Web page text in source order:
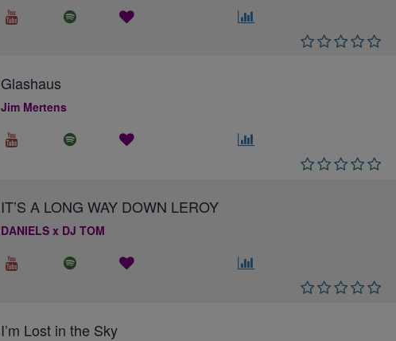
Glashaus
Jim Mertens
IT’S A LONG WAY DOWN LEROY
DANIELS x DJ TOM
I’m Lost in the Sky